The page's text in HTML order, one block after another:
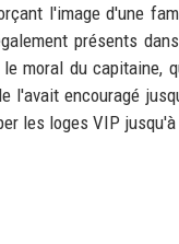
l'image d'une
présents
moral du capitaine,
l'avait encouragé
les loges VIP